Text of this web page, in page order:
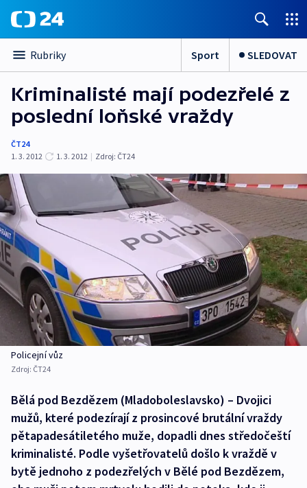
Rubriky Sport SLEDOVAT
Kriminalisté mají podezřelé z
poslední loňské vraždy
ČT24
1. 3. 2012
1. 3. 2012 | Zdroj: ČT24
Policejní vůz
Zdroj: ČT24
Bělá pod Bezdězem (Mladoboleslavsko) – Dvojici
mužů, které podezírají z prosincové brutální vraždy
pětapadesátiletého muže, dopadli dnes středočeští
kriminalisté. Podle vyšetřovatelů došlo k vraždě v
bytě jednoho z podezřelých v Bělé pod Bezdězem,